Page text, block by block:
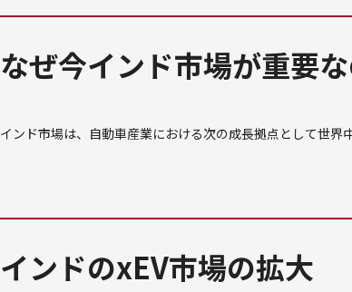
なぜ今インド市場が重要
インド市場は、自動車産業における次の成長拠点として世界
インドのxEV市場の拡大